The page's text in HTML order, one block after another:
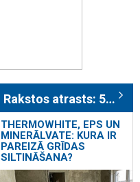
Rakstos atrasts: 585
THERMOWHITE, EPS UN
MINERĀLVATE: KURA IR
PAREIZĀ GRĪDAS
SILTINĀŠANA?